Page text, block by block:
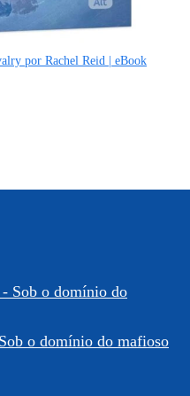
por Rachel Reid | eBook
o domínio do mafioso